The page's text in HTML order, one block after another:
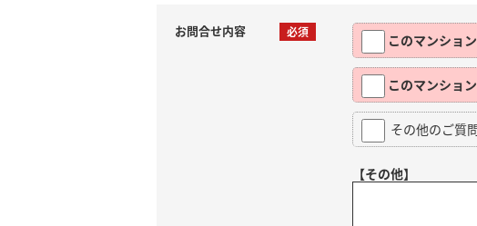
お問合せ内容 必須 このマンショ
このマンショ
その他のご質
【その他】